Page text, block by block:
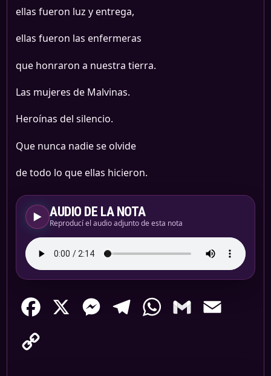
ellas fueron luz y entrega,
ellas fueron las enfermeras
que honraron a nuestra tierra.
Las mujeres de Malvinas.
Heroínas del silencio.
Que nunca nadie se olvide
de todo lo que ellas hicieron.
▶ AUDIO DE LA NOTA
Reproducí el audio adjunto de esta nota
Facebook MessengerTelegramWhatsAppGmail